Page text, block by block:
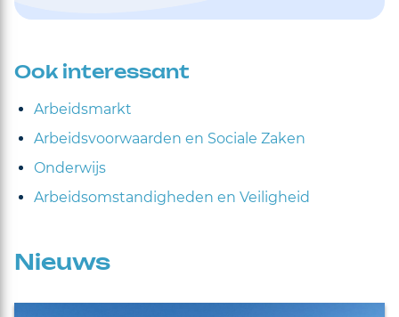
Ook interessant
Arbeidsmarkt
Arbeidsvoorwaarden en Sociale Zaken
Onderwijs
Arbeidsomstandigheden en Veiligheid
Nieuws